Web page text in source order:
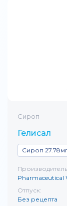
Сироп
Гелисал
Сироп
Производитель
Pharmaceutical
Отпуск:
Без рецепта